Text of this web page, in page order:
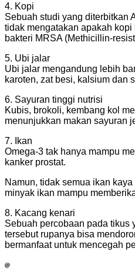
4. Kopi
Sebuah studi yang diterbitkan
tidak mengatakan apakah
bakteri MRSA (Methicillin-
5. Ubi jalar
Ubi jalar mengandung lebih
karoten, zat besi, kalsium dan
6. Sayuran tinggi nutrisi
Kubis, brokoli, kembang kol
menunjukkan makan sayuran
7. Ikan
Omega-3 tak hanya mampu
kanker prostat.
Namun, tidak semua ikan
minyak ikan mampu
8. Kacang kenari
Sebuah percobaan pada tikus
tersebut rupanya bisa
bermanfaat untuk mencegah